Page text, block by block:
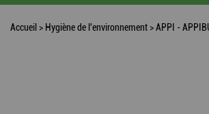
Accueil > Hygiène de l'environnement>APPI -